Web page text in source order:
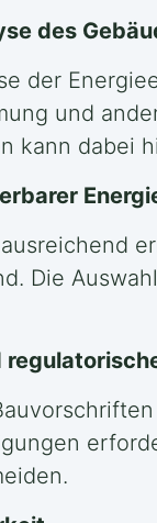
des
der
und
kann dabei
Die